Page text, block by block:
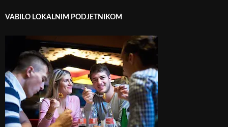
VABILO LOKALNIM PODJETNIKOM